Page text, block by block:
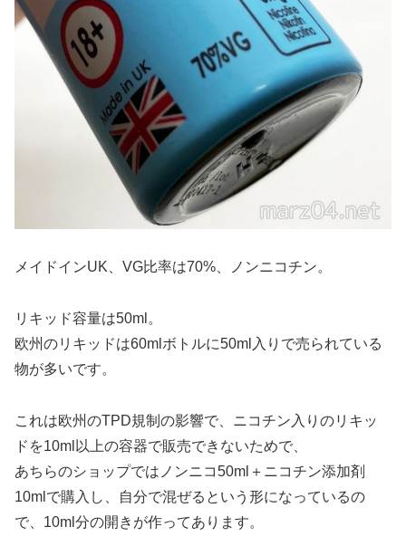
メイドインUK、VG比率は70%、ノンニコチン。
リキッド容量は50ml。
欧州のリキッドは60mlボトルに50ml入りで売られている
物が多いです。
これは欧州のTPD規制の影響で、ニコチン入りのリキッ
ドを10ml以上の容器で販売できないためで、
あちらのショップではノンニコ50ml＋ニコチン添加剤
10mlで購入し、自分で混ぜるという形になっているの
で、10ml分の開きが作ってあります。